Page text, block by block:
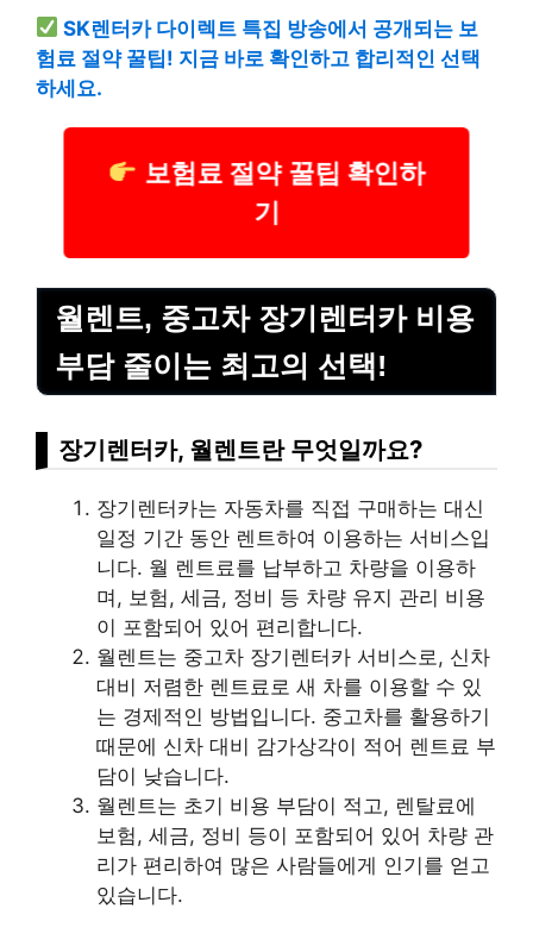
SK렌터카 다이렉트 특집 방송에서 공개되는 보
험료 절약 꿀팁! 지금 바로 확인하고 합리적인 선택
하세요.
보험료 절약 꿀팁 확인하
기
월렌트, 중고차 장기렌터카 비용
부담 줄이는 최고의 선택!
장기렌터카, 월렌트란 무엇일까요?
장기렌터카는 자동차를 직접 구매하는 대신
일정 기간 동안 렌트하여 이용하는 서비스입
니다. 월 렌트료를 납부하고 차량을 이용하
며, 보험, 세금, 정비 등 차량 유지 관리 비용
이 포함되어 있어 편리합니다.
월렌트는 중고차 장기렌터카 서비스로, 신차
대비 저렴한 렌트료로 새 차를 이용할 수 있
는 경제적인 방법입니다. 중고차를 활용하기
때문에 신차 대비 감가상각이 적어 렌트료 부
담이 낮습니다.
월렌트는 초기 비용 부담이 적고, 렌탈료에
보험, 세금, 정비 등이 포함되어 있어 차량 관
리가 편리하여 많은 사람들에게 인기를 얻고
있습니다.